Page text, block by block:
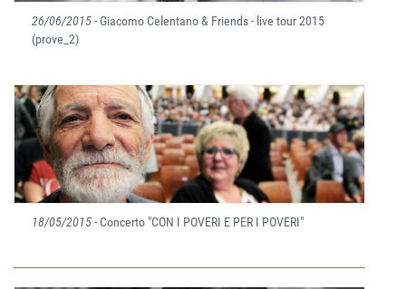
26/06/2015- Giacomo Celentano & Friends - live tour 2015
(prove_2)
18/05/2015- Concerto "CON I POVERI E PER I POVERI"